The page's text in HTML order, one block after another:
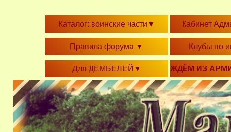
Каталог: воинские части ▼ Кабинет
Правила форума ▼ Клубы по
Для ДЕМБЕЛЕЙ ▼ ЖДЁМ ИЗ